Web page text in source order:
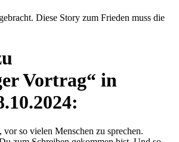
Diese Story zum Frieden muss die
Vortrag“ in
so vielen Menschen zu sprechen.